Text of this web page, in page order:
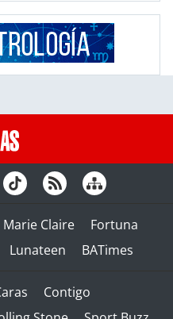
Marie Claire
Fortuna
Lunateen BATimes
Contigo